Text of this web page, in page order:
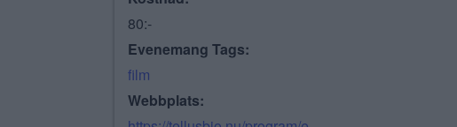
80:-
Evenemang Tags:
film
Webbplats: